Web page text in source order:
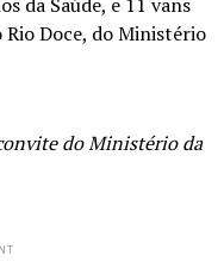
Rio Doce, do Ministério
do Ministério da